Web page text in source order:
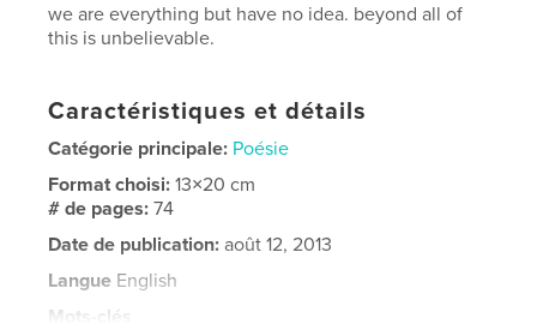
we are everything but have no idea. beyond all of
this is unbelievable.
Caractéristiques et détails
Catégorie principale: Poésie
Format choisi:13×20 cm
# de pages:74
Date de publication: août 12, 2013
Langue English
Mots-clés